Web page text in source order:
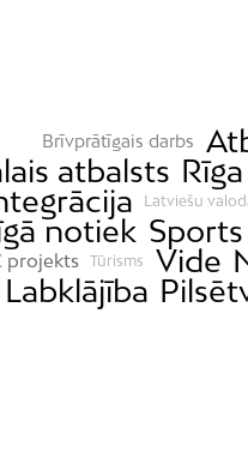
Brīvprātīgais darbs
atbalsts Rīga
Latviešu
notiek Sports
projekts Tūrisms Vide
Labklājība